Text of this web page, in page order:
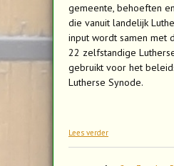
gemeente, behoeften
die vanuit landelijk
input wordt samen met
22 zelfstandige
gebruikt voor het
Lutherse Synode.
Lees verder